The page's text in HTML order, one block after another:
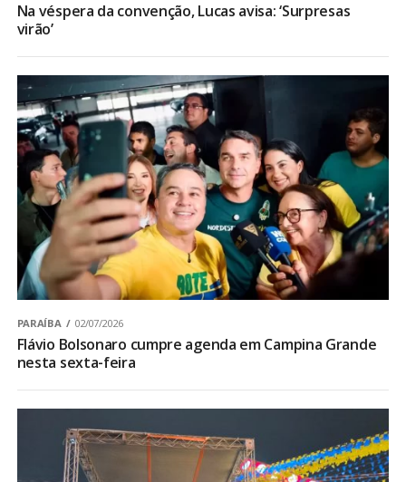
Na véspera da convenção, Lucas avisa: ‘Surpresas
virão’
PARAÍBA 02/07/2026
Flávio Bolsonaro cumpre agenda em Campina Grande
nesta sexta-feira